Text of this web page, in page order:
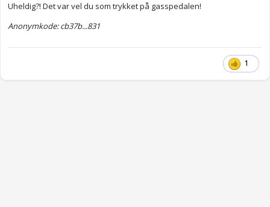
Uheldig?! Det var vel du som trykket på gasspedalen!
Anonymkode: cb37b...831
1